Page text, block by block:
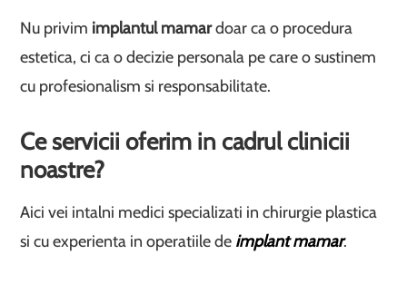
Nu privim implantul mamardoar ca o procedura
estetica, ci ca o decizie personala pe care o sustinem
cu profesionalism si responsabilitate.
Ce servicii oferim in cadrul clinicii
noastre?
Aici vei intalni medici specializati in chirurgie plastica
si cu experienta in operatiile de implant mamar.